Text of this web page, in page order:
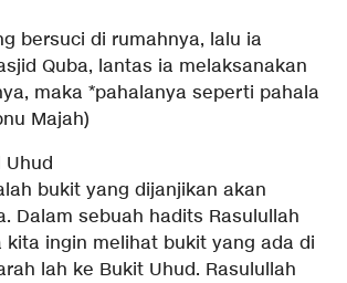
bersuci di rumahnya, lalu ia
Quba, lantas ia melaksanakan
maka *pahalanya seperti pahala
Majah)
Uhud
bukit yang dijanjikan akan
Dalam sebuah hadits Rasulullah
kita ingin melihat bukit yang ada di
lah ke Bukit Uhud. Rasulullah